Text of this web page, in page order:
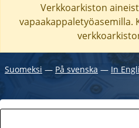
Verkkoarkiston
vapaakappaletyöasemilla.
Suomeksi ― På svenska ― In